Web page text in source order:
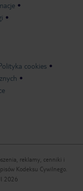
cookies
reklamy, cenniki i
Kodeksu Cywilnego.
2026